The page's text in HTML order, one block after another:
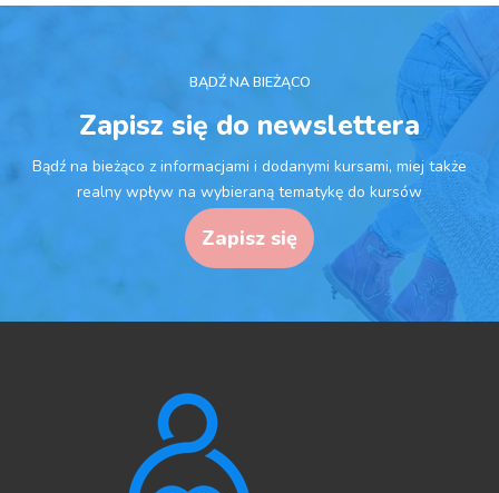
BĄDŹ NA BIEŻĄCO
Zapisz się do newslettera
Bądź na bieżąco z informacjami i dodanymi kursami, miej także
realny wpływ na wybieraną tematykę do kursów
Zapisz się